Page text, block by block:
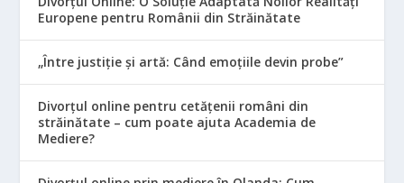
Europene pentru Românii din Străinătate
„Între justiție și artă: Când emoțiile devin probe”
Divorțul online pentru cetățenii români din
străinătate – cum poate ajuta Academia de
Mediere?